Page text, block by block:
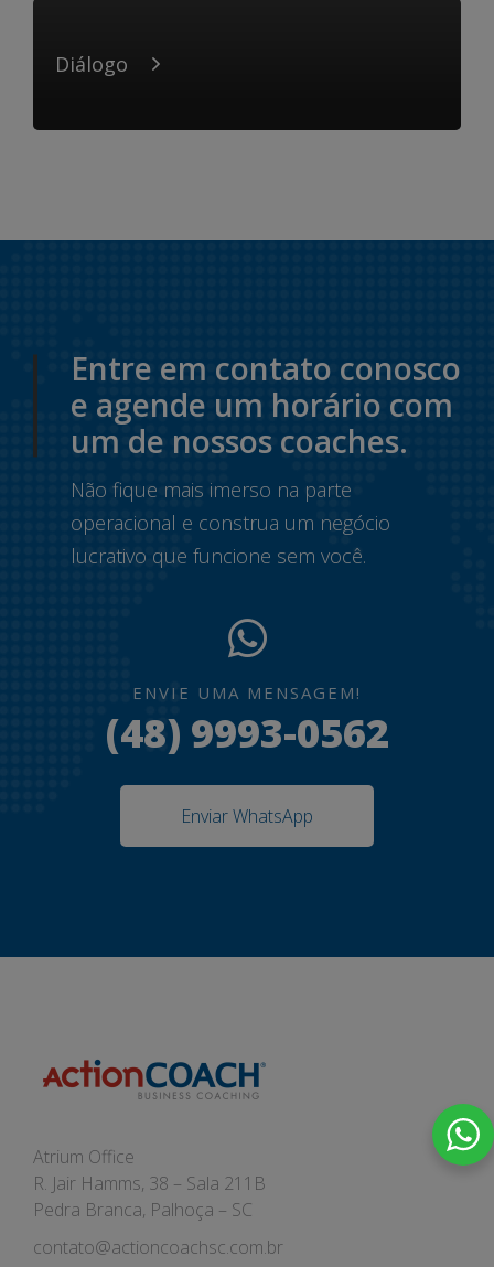
Diálogo
Entre em contato conosco
e agende um horário com
um de nossos coaches.
Não fique mais imerso na parte
operacional e construa um negócio
lucrativo que funcione sem você.
ENVIE UMA MENSAGEM!
(48) 9993-0562
Enviar WhatsApp
Atrium Office
R. Jair Hamms, 38 – Sala 211B
Pedra Branca, Palhoça – SC
contato@actioncoachsc.com.br